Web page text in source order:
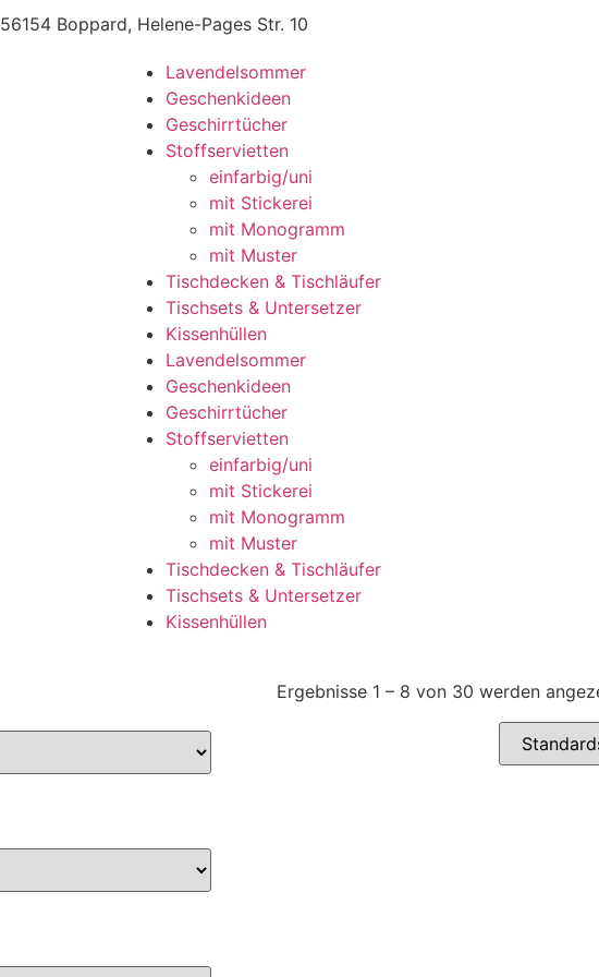
56154 Boppard, Helene-Pages Str. 10
Lavendelsommer
Geschenkideen
Geschirrtücher
Stoffservietten
einfarbig/uni
mit Stickerei
mit Monogramm
mit Muster
Tischdecken & Tischläufer
Tischsets & Untersetzer
Kissenhüllen
Lavendelsommer
Geschenkideen
Geschirrtücher
Stoffservietten
einfarbig/uni
mit Stickerei
mit Monogramm
mit Muster
Tischdecken & Tischläufer
Tischsets & Untersetzer
Kissenhüllen
Ergebnisse 1 – 8 von 30 werden